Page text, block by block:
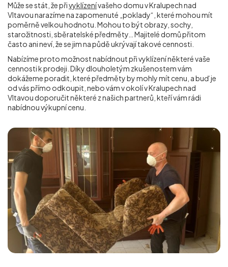
Může se stát, že přivyklízenívašeho domu v Kralupech nad
Vltavou narazíme na zapomenuté „poklady“, které mohou mít
poměrně velkou hodnotu. Mohou to být obrazy, sochy,
starožitnosti, sběratelské předměty… Majitelé domů přitom
často ani neví, že se jim na půdě ukrývají takové cennosti.
Nabízíme proto možnost nabídnout při vyklízení některé vaše
cennosti k prodeji. Díky dlouholetým zkušenostem vám
dokážeme poradit, které předměty by mohly mít cenu, a buď je
od vás přímo odkoupit, nebo vám v okolív Kralupech nad
Vltavou doporučit některé z našich partnerů, kteří vám rádi
nabídnou výkupní cenu.